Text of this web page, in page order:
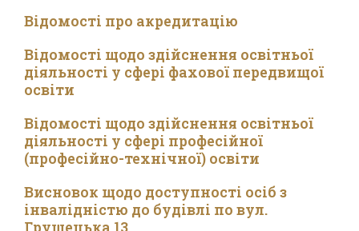
Відомості про акредитацію
Відомості щодо здійснення освітньої
діяльності у сфері фахової передвищої
освіти
Відомості щодо здійснення освітньої
діяльності у сфері професійної
(професійно-технічної) освіти
Висновок щодо доступності осіб з
інвалідністю до будівлі по вул.
Грушецька 13